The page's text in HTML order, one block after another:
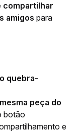
compartilhar
amigos para
quebra-
peça do
e